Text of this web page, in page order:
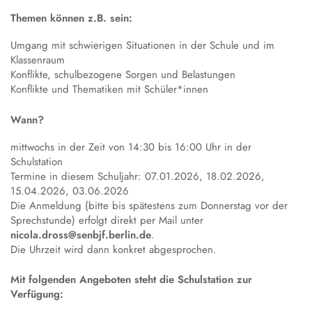
Themen können z.B. sein:
Umgang mit schwierigen Situationen in der Schule und im
Klassenraum
Konflikte, schulbezogene Sorgen und Belastungen
Konflikte und Thematiken mit Schüler*innen
Wann?
mittwochs in der Zeit von 14:30 bis 16:00 Uhr in der
Schulstation
Termine in diesem Schuljahr: 07.01.2026, 18.02.2026,
15.04.2026, 03.06.2026
Die Anmeldung (bitte bis spätestens zum Donnerstag vor der
Sprechstunde) erfolgt direkt per Mail unter
nicola.dross@senbjf.berlin.de.
Die Uhrzeit wird dann konkret abgesprochen.
Mit folgenden Angeboten steht die Schulstation zur
Verfügung: